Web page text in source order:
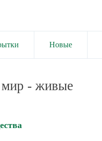
Новые
мир - живые